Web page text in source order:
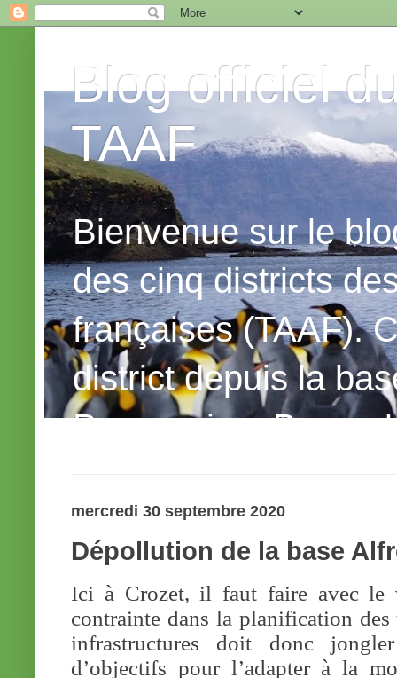
Blog officiel
TAAF
Bienvenue sur le
des cinq districts
françaises (TAAF).
district depuis la
Possession. Bonne
mercredi 30 septembre 2020
Dépollution de la base
Ici à Crozet, il faut faire avec le
contrainte dans la planification
infrastructures doit donc
d’objectifs pour l’adapter à la